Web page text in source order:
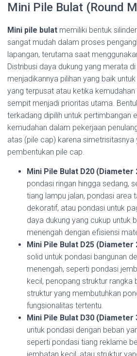
Mini Pile Bulat (Round
Mini pile bulat memiliki bentuk
sangat mudah dalam proses
lapangan, terutama saat
Distribusi daya dukung yang merata
menjadikannya pilihan yang baik
yang terpusat atau ketika
sempit menjadi prioritas utama.
terkadang dipilih untuk pertimbangan
kemudahan dalam pekerjaan
atas (pile cap) karena simetrisitasnya
pembentukan pile cap.
Mini Pile Bulat D20 (Diameter
pondasi ringan hingga sedang,
tiang lampu jalan, pondasi area
dekoratif, atau pondasi untuk
daya dukung yang cukup untuk
menengah dengan efisiensi
Mini Pile Bulat D25 (Diameter
solid untuk pondasi bangunan
menengah, seperti pondasi
kecil, penopang struktur rangka
struktur yang membutuhkan
fungsionalitas tertentu.
Mini Pile Bulat D30 (Diameter
untuk pondasi dengan beban
seperti pondasi tiang reklame